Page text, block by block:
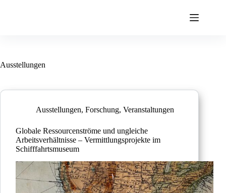
Ausstellungen
Ausstellungen, Forschung, Veranstaltungen
Globale Ressourcenströme und ungleiche
Arbeitsverhältnisse – Vermittlungsprojekte im
Schifffahrtsmuseum